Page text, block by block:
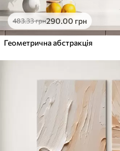
Еко-Преміум
.00грн
✓Яскраві, насичені кольори
Екологічний матеріал
483.33грн290.00 грн
Геометрична абстракція